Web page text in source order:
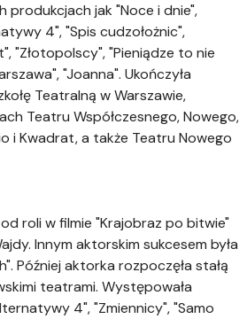
produkcjach jak "Noce i dnie",
4", "Spis cudzołożnic",
"Złotopolscy", "Pieniądze to nie
"Joanna". Ukończyła
Teatralną w Warszawie,
Teatru Współczesnego, Nowego,
i Kwadrat, a także Teatru Nowego
roli w filmie "Krajobraz po bitwie"
Innym aktorskim sukcesem była
Później aktorka rozpoczęła stałą
teatrami. Występowała
4", "Zmiennicy", "Samo